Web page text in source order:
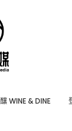
WINE & DINE